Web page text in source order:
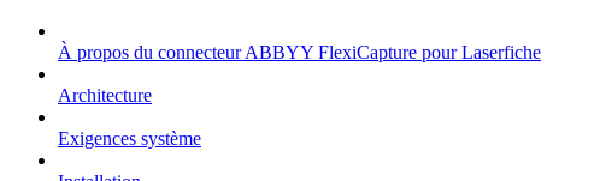
À propos du connecteur ABBYY FlexiCapture pour Laserfiche
Architecture
Exigences système